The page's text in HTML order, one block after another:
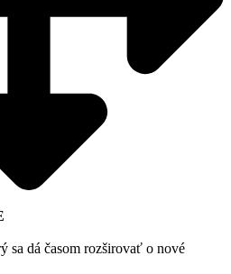
sa dá časom rozširovať o nové